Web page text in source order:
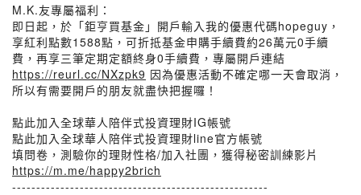
M.K.友專屬福利：
即日起，於「鉅亨買基金」開戶輸入我的優惠代碼hopeguy，
享紅利點數1588點，可折抵基金申購手續費約26萬元0手續
費，再享三筆定期定額終身0手續費，專屬開戶連結
https://reurl.cc/NXzpk9 因為優惠活動不確定哪一天會取消，
所以有需要開戶的朋友就盡快把握囉！
點此加入全球華人陪伴式投資理財IG帳號
點此加入全球華人陪伴式投資理財line官方帳號
填問卷，測驗你的理財性格/加入社團，獲得秘密訓練影片
https://m.me/happy2brich
-----------------------------------------------------